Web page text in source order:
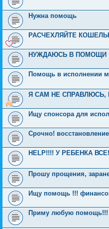
Нужна помощь
РАСЧЕХЛЯЙТЕ
НУЖДАЮСЬ В ПОМОЩИ
Помощь в исполнении
Я САМ НЕ СПРАВЛЮСЬ,
Ищу спонсора для
Срочно!
HELP!!!! У РЕБЕНКА
Прошу прощения,
Ищу помощь !!!
Приму любую помощь!!!